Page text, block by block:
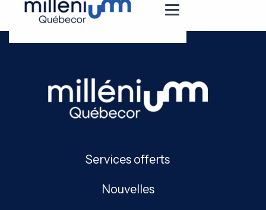
Services offerts
Nouvelles